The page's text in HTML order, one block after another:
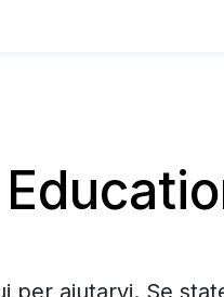
per aiutarvi. Se